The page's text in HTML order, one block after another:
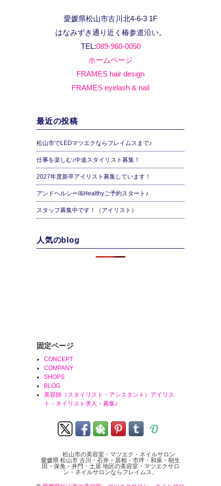
愛媛県松山市古川北4-6-3 1F
はなみずき通り近く椿参道沿い。
TEL:089-960-0050
ホームページ
FRAMES hair design
FRAMES eyelash & nail
最近の投稿
松山市でLEDマツエクならフレイムスまで♪
仕事を楽しむ♪中途スタイリスト募集！
2027年度新卒アイリスト募集しています！
アンドヘルシー/&Healthyご予約スタート♪
スタッフ募集中です！（アイリスト）
人気のblog
固定ページ
CONCEPT
COMPANY
SHOPS
BLOG
美容師（スタイリスト・アシスタント）アイリス
ト・ネイリスト求人・募集♪
松山市の美容室・マツエク・ネイルサロン
愛媛県 松山市 古川・石井・居相・市坪・和泉・朝生
田・保免・井門・土居 地区の美容室・マツエクサロ
ン・ネイルサロンならフレイムス。